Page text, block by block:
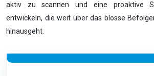
aktiv zu scannen und eine proaktive
entwickeln, die weit über das blosse
hinausgeht.